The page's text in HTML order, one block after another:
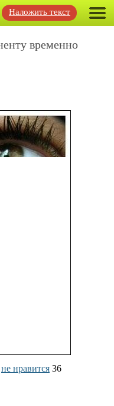
Наложить текст
временно
не нравится 36